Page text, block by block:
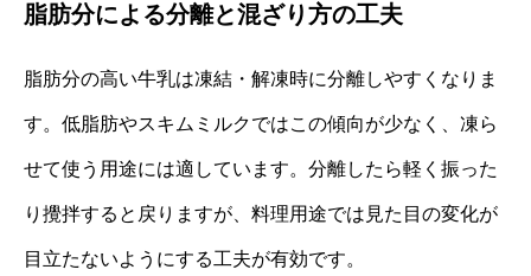
脂肪分による分離と混ざり方の工夫
脂肪分の高い牛乳は凍結・解凍時に分離しやすくなりま
す。低脂肪やスキムミルクではこの傾向が少なく、凍ら
せて使う用途には適しています。分離したら軽く振った
り攪拌すると戻りますが、料理用途では見た目の変化が
目立たないようにする工夫が有効です。